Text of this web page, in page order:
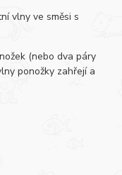
vlny ve směsi s
(nebo dva páry
ponožky zahřejí a